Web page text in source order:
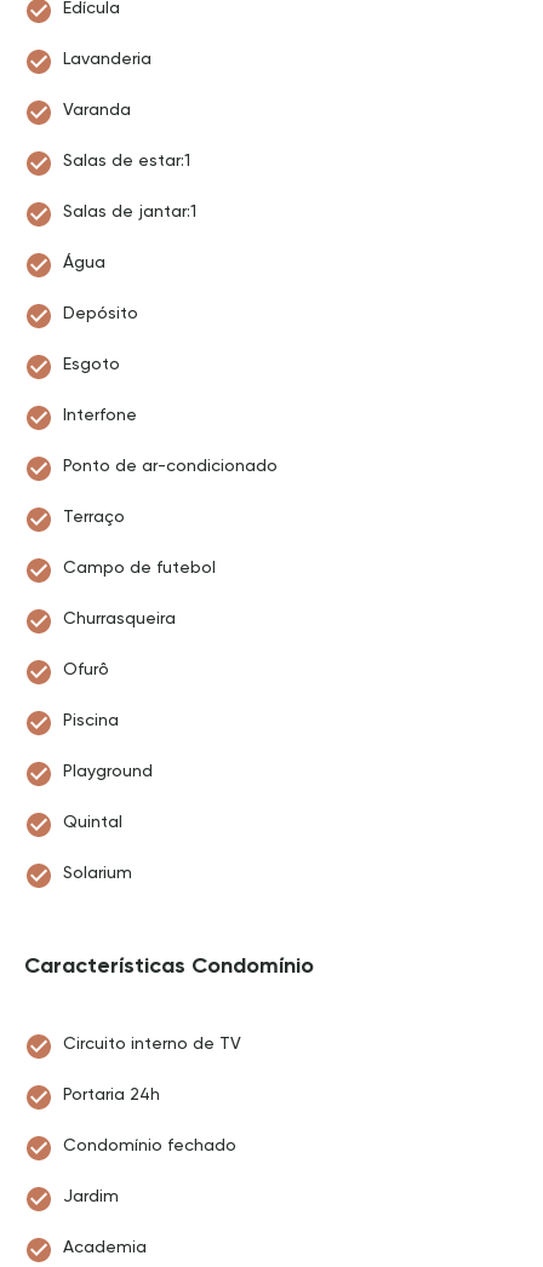
Edícula
Lavanderia
Varanda
Salas de estar:1
Salas de jantar:1
Água
Depósito
Esgoto
Interfone
Ponto de ar-condicionado
Terraço
Campo de futebol
Churrasqueira
Ofurô
Piscina
Playground
Quintal
Solarium
Características Condomínio
Circuito interno de TV
Portaria 24h
Condomínio fechado
Jardim
Academia